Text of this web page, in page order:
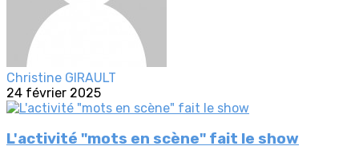
Christine GIRAULT
24 février 2025
L'activité "mots en scène" fait le show